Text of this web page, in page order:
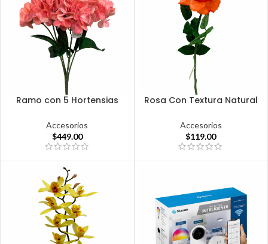
Ramo con 5 Hortensias
Accesorios
$449.00
Rosa Con Textura Natural
Accesorios
$119.00